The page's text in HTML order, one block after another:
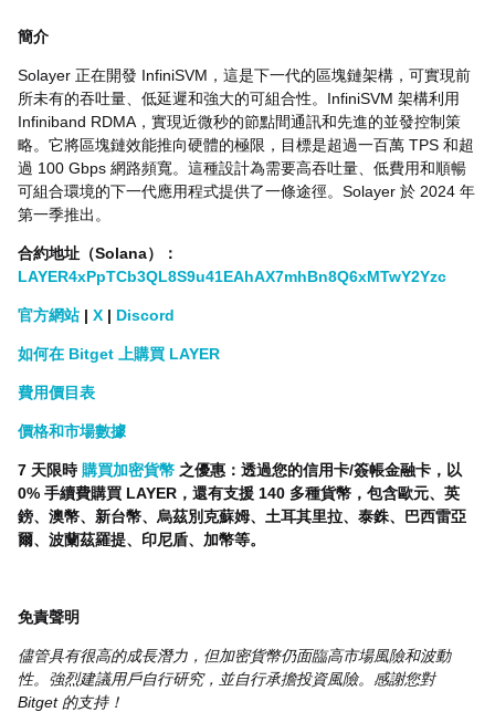
簡介
Solayer 正在開發 InfiniSVM，這是下一代的區塊鏈架構，可實現前
所未有的吞吐量、低延遲和強大的可組合性。InfiniSVM 架構利用
Infiniband RDMA，實現近微秒的節點間通訊和先進的並發控制策
略。它將區塊鏈效能推向硬體的極限，目標是超過一百萬 TPS 和超
過 100 Gbps 網路頻寬。這種設計為需要高吞吐量、低費用和順暢
可組合環境的下一代應用程式提供了一條途徑。Solayer 於 2024 年
第一季推出。
合約地址（Solana）：
LAYER4xPpTCb3QL8S9u41EAhAX7mhBn8Q6xMTwY2Yzc
官方網站 | X | Discord
如何在 Bitget 上購買 LAYER
費用價目表
價格和市場數據
7 天限時 購買加密貨幣 之優惠：透過您的信用卡/簽帳金融卡，以
0% 手續費購買 LAYER，還有支援 140 多種貨幣，包含歐元、英
鎊、澳幣、新台幣、烏茲別克蘇姆、土耳其里拉、泰銖、巴西雷亞
爾、波蘭茲羅提、印尼盾、加幣等。
免責聲明
儘管具有很高的成長潛力，但加密貨幣仍面臨高市場風險和波動
性。強烈建議用戶自行研究，並自行承擔投資風險。感謝您對
Bitget 的支持！